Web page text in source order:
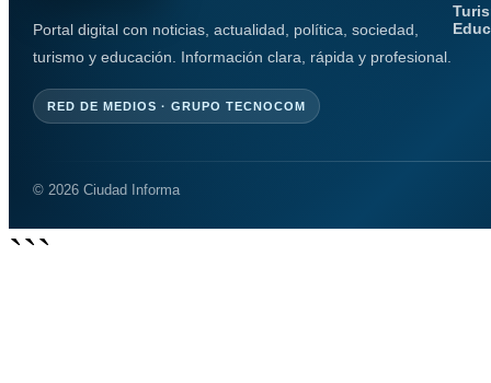
Portal digital con noticias, actualidad, política, sociedad,
turismo y educación. Información clara, rápida y profesional.
RED DE MEDIOS · GRUPO TECNOCOM
© 2026 Ciudad Informa
```